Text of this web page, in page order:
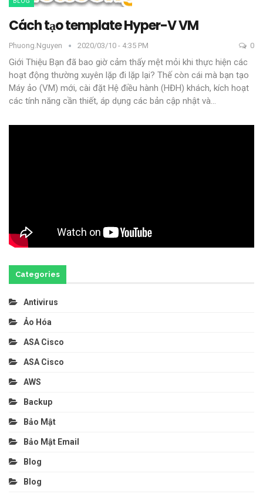
Cách tạo template Hyper-V VM
Phuong.nguyen 2020/03/10 - 4:35 PM 0
Giới Thiệu Bạn đã bao giờ cảm thấy mệt mỏi khi thực hiện các
hoạt động thường xuyên lặp đi lặp lại? Thế còn cái mà bạn tạo
Máy ảo (VM) mới, cài đặt Hệ điều hành (HĐH) khách, kích hoạt
các tính năng cần thiết, áp dụng các bản cập nhật và…
Categories
Antivirus
Ảo Hóa
ASA Cisco
ASA Cisco
AWS
Backup
Bảo Mật
Bảo Mật Email
Blog
Blog